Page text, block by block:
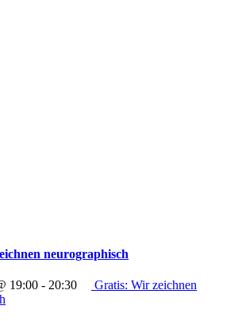
neurographisch
19:00 - 20:30
Gratis: Wir zeichnen